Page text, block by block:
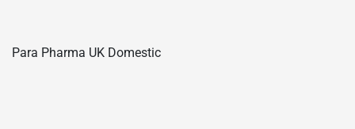
Para Pharma UK Domestic